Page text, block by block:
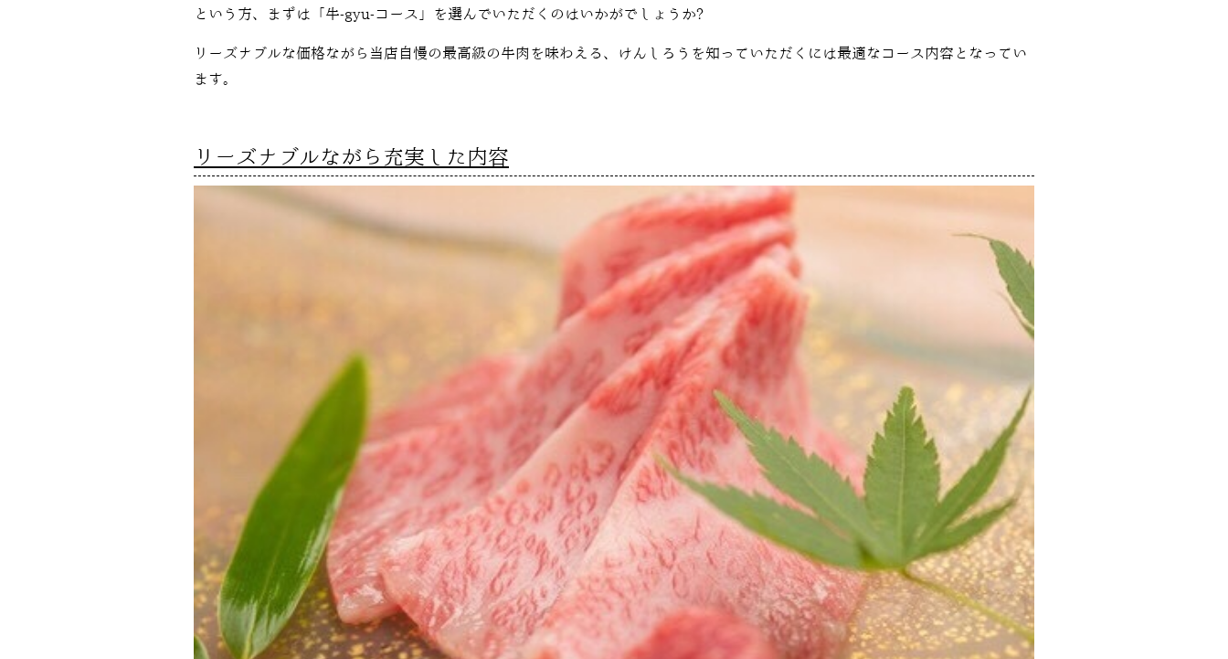
という方、まずは「牛-gyu-コース」を選んでいただくのはいかがでしょうか?
リーズナブルな価格ながら当店自慢の最高級の牛肉を味わえる、けんしろうを知っていただくには最適なコース内容となってい
ます。
リーズナブルながら充実した内容